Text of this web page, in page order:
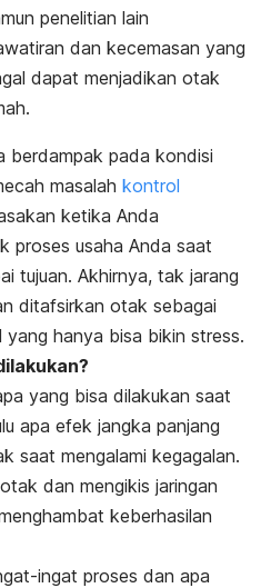
penelitian lain
dan kecemasan yang
dapat menjadikan otak
berdampak pada kondisi
masalah kontrol
ketika Anda
proses usaha Anda saat
tujuan. Akhirnya, tak jarang
ditafsirkan otak sebagai
hanya bisa bikin stress.
yang bisa dilakukan saat
apa efek jangka panjang
saat mengalami kegagalan.
dan mengikis jaringan
keberhasilan
ingat proses dan apa